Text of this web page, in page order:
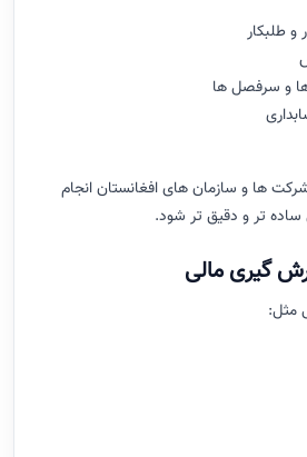
و طلبکار
و سرفصل ها
ها و سازمان های افغانستان انجام
تر و دقیق تر شود.
گیری مالی
مثل: